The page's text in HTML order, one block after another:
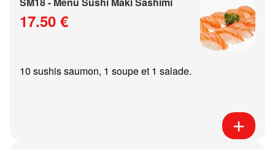
17.50 €
10 sushis saumon, 1 soupe et 1 salade.